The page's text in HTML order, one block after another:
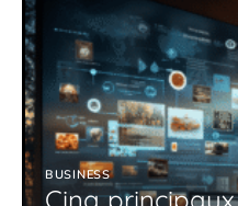
BUSINESS